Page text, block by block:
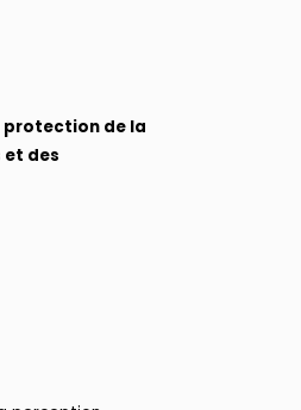
protection de la
des